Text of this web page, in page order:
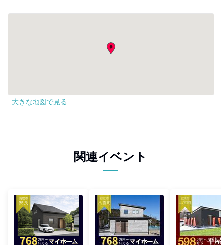
大きな地図で見る
関連イベント